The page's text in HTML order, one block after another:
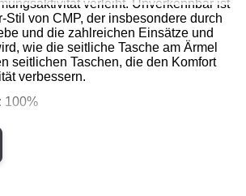
verleiht. Unverkennbar ist
Stil von CMP, der insbesondere durch
und die zahlreichen Einsätze und
wie die seitliche Tasche am Ärmel
seitlichen Taschen, die den Komfort
verbessern.
100%